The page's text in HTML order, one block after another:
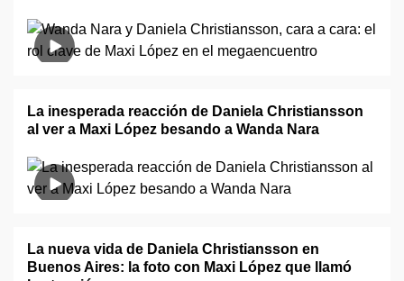
La inesperada reacción de Daniela Christiansson
al ver a Maxi López besando a Wanda Nara
La nueva vida de Daniela Christiansson en
Buenos Aires: la foto con Maxi López que llamó